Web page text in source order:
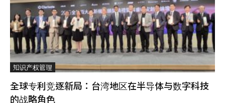
知识产权管理
全球专利竞逐新局：台湾地区在半导体与数字科技
的战略角色